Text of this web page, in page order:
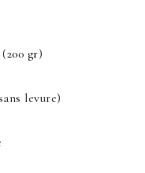
gr)
levure)